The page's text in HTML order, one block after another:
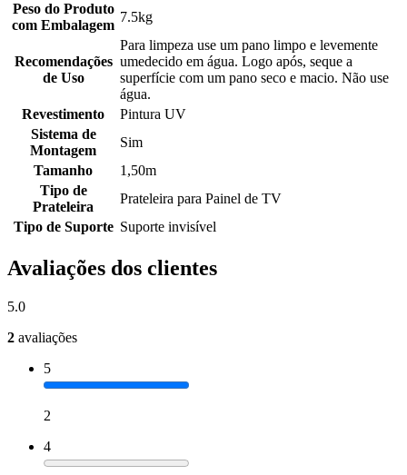
Peso do Produto
com Embalagem
7.5kg
Recomendações
de Uso
Para limpeza use um pano limpo e levemente
umedecido em água. Logo após, seque a
superfície com um pano seco e macio. Não use
água.
Revestimento
Pintura UV
Sistema de
Montagem
Sim
Tamanho
1,50m
Tipo de
Prateleira
Prateleira para Painel de TV
Tipo de Suporte Suporte invisível
Avaliações dos clientes
5.0
2 avaliações
5
2
4